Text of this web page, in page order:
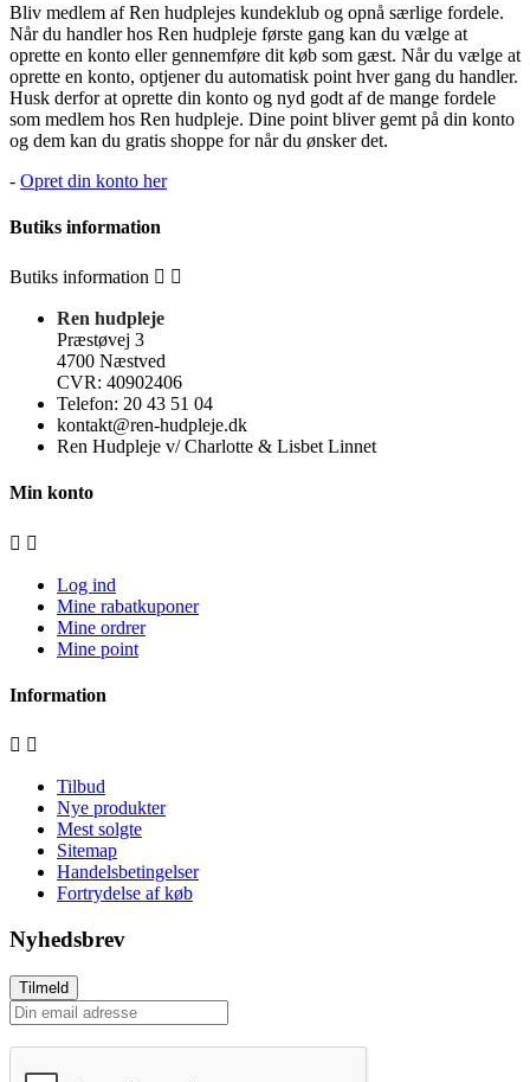
Bliv medlem af Ren hudplejes kundeklub og opnå særlige fordele.
Når du handler hos Ren hudpleje første gang kan du vælge at
oprette en konto eller gennemføre dit køb som gæst. Når du vælge at
oprette en konto, optjener du automatisk point hver gang du handler.
Husk derfor at oprette din konto og nyd godt af de mange fordele
som medlem hos Ren hudpleje. Dine point bliver gemt på din konto
og dem kan du gratis shoppe for når du ønsker det.
- Opret din konto her
Butiks information
Butiks information  
Ren hudpleje
Præstøvej 3
4700 Næstved
CVR: 40902406
Telefon: 20 43 51 04
kontakt@ren-hudpleje.dk
Ren Hudpleje v/ Charlotte & Lisbet Linnet
Min konto
 
Log ind
Mine rabatkuponer
Mine ordrer
Mine point
Information
 
Tilbud
Nye produkter
Mest solgte
Sitemap
Handelsbetingelser
Fortrydelse af køb
Nyhedsbrev
Tilmeld